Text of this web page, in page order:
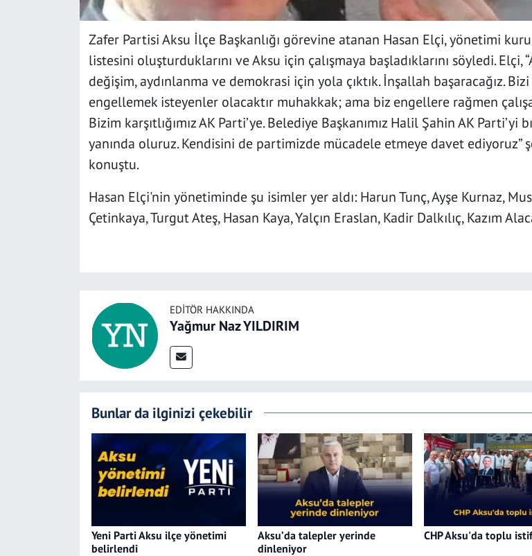
Zafer Partisi Aksu İlçe Başkanlığı görevine atanan Hasan Elçi, yönetimi
listesini oluşturduklarını ve Aksu için çalışmaya başladıklarını söyledi. Elçi,
değişim, aydınlanma ve demokrasi için yola çıktık. İnşallah başaracağız. Bizi
engellemek isteyenler olacaktır muhakkak; ama biz engellere rağmen
Bizim karşıtlığımız AK Parti’ye. Belediye Başkanımız Halil Şahin AK Parti’yi
yanında oluruz. Kendisini de partimizde mücadele etmeye davet ediyoruz”
konuştu.
Hasan Elçi'nin yönetiminde şu isimler yer aldı: Harun Tunç, Ayşe Kurnaz,
Çetinkaya, Turgut Ateş, Hasan Kaya, Yalçın Eraslan, Kadir Dalkılıç, Kazım
EDITÖR HAKKINDA
Yağmur Naz YILDIRIM
Bunlar da ilginizi çekebilir
Yeni Parti Aksu ilçe yönetimi
belirlendi
Aksu’da talepler yerinde
dinleniyor
CHP Aksu'da toplu